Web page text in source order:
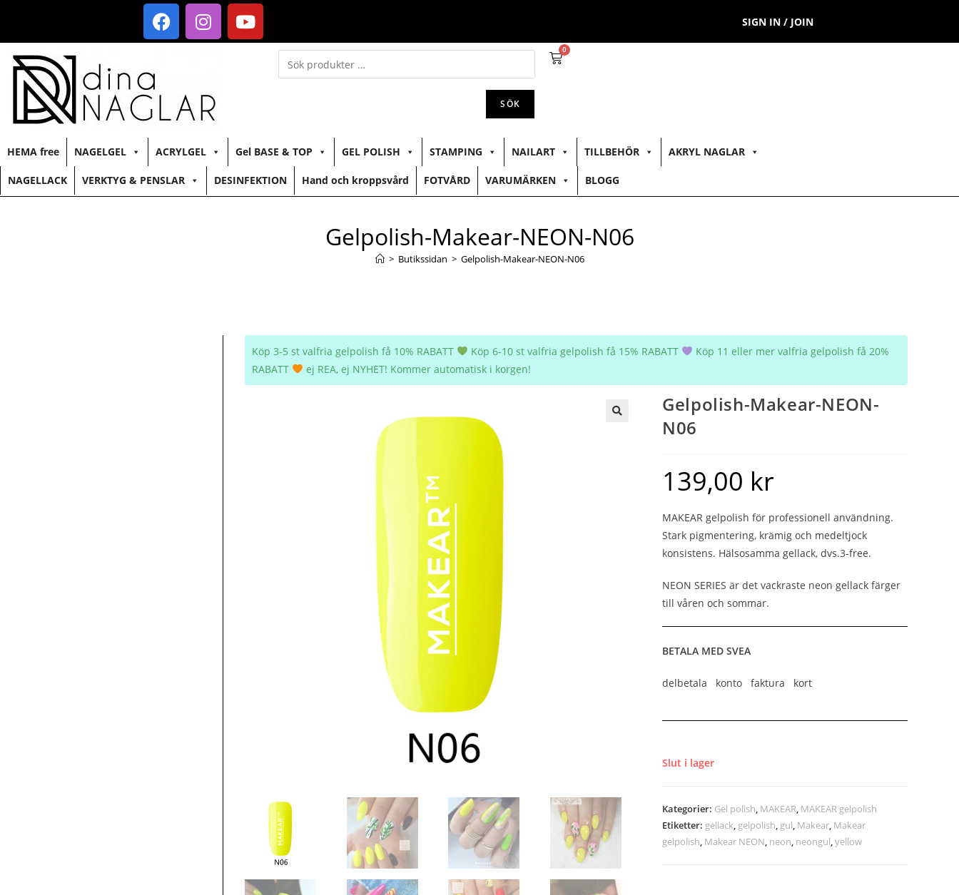
SIGN IN / JOIN
SÖK
0
HEMA free NAGELGEL ACRYLGEL Gel BASE & TOP GEL POLISH STAMPING NAILART TILLBEHÖR AKRYL NAGLAR
NAGELLACK VERKTYG & PENSLAR DESINFEKTION Hand och kroppsvård FOTVÅRD VARUMÄRKEN BLOGG
Gelpolish-Makear-NEON-N06
> Butikssidan > Gelpolish-Makear-NEON-N06
Köp 3-5 st valfria gelpolish få 10% RABATT Köp 6-10 st valfria gelpolish få 15% RABATT
Köp 11 eller mer valfria gelpolish få 20%
RABATT
ej REA, ej NYHET! Kommer automatisk i korgen!
Gelpolish-Makear-NEON-
N06
139,00 kr
MAKEAR gelpolish för professionell användning.
Stark pigmentering, krämig och medeltjock
konsistens. Hälsosamma gellack, dvs.3-free.
NEON SERIES är det vackraste neon gellack färger
till våren och sommar.
BETALA MED SVEA
delbetala konto faktura kort
Slut i lager
Kategorier: Gel polish, MAKEAR, MAKEAR gelpolish
Etiketter: gellack, gelpolish, gul, Makear, Makear
gelpolish, Makear NEON, neon, neongul,yellow